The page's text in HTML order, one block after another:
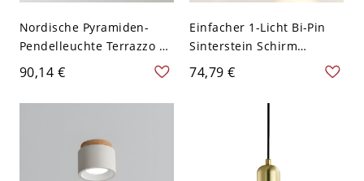
Nordische Pyramiden-
Pendelleuchte Terrazzo 1-
Licht Restaurant
Hängende Deckenleuchte
- 110V-120V Weiß
90,14 €
Einfacher 1-Licht Bi-Pin
Sinterstein Schirm
Zylindrischer Behälter
Pendelleuchte mit
Schnuraufhängung und
110V-120V, Rohr
74,79 €